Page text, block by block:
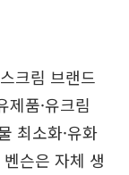
크림 브랜드
품·유크림
최소화·유화
슨은 자체 생